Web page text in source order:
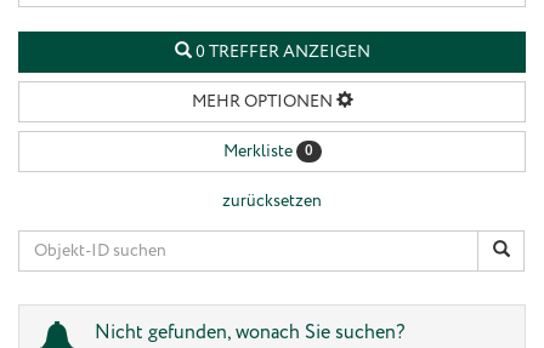
0 TREFFER ANZEIGEN
MEHR OPTIONEN
Merkliste 0
zurücksetzen
Nicht gefunden, wonach Sie suchen?